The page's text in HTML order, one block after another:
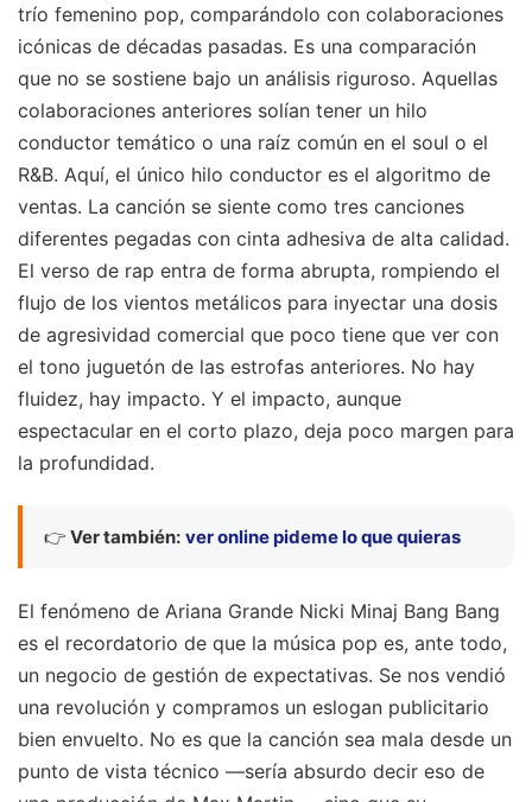
trío femenino pop, comparándolo con colaboraciones
icónicas de décadas pasadas. Es una comparación
que no se sostiene bajo un análisis riguroso. Aquellas
colaboraciones anteriores solían tener un hilo
conductor temático o una raíz común en el soul o el
R&B. Aquí, el único hilo conductor es el algoritmo de
ventas. La canción se siente como tres canciones
diferentes pegadas con cinta adhesiva de alta calidad.
El verso de rap entra de forma abrupta, rompiendo el
flujo de los vientos metálicos para inyectar una dosis
de agresividad comercial que poco tiene que ver con
el tono juguetón de las estrofas anteriores. No hay
fluidez, hay impacto. Y el impacto, aunque
espectacular en el corto plazo, deja poco margen para
la profundidad.
👉 Ver también: ver online pideme lo que quieras
El fenómeno de Ariana Grande Nicki Minaj Bang Bang
es el recordatorio de que la música pop es, ante todo,
un negocio de gestión de expectativas. Se nos vendió
una revolución y compramos un eslogan publicitario
bien envuelto. No es que la canción sea mala desde un
punto de vista técnico —sería absurdo decir eso de